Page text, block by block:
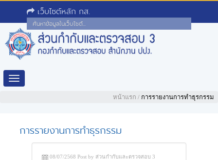
เว็บไซต์หลัก กส.
Toggle
หน้าแรก / การรายงานการทำธุรกรรม
การรายงานการทำธุรกรรม
08/07/2568 Post by ส่วนกำกับและตรวจสอบ 3